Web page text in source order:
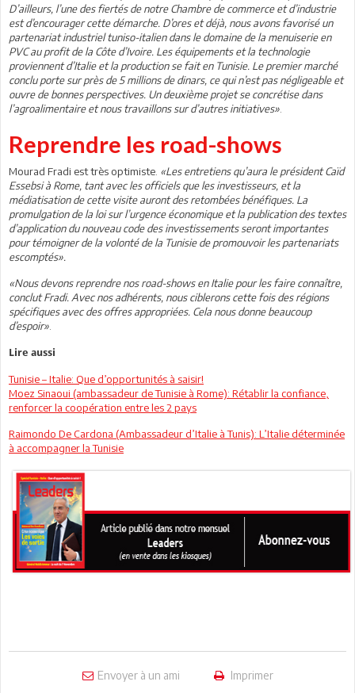
D’ailleurs, l’une des fiertés de notre Chambre de commerce et d’industrie
est d’encourager cette démarche. D’ores et déjà, nous avons favorisé un
partenariat industriel tuniso-italien dans le domaine de la menuiserie en
PVC au profit de la Côte d’Ivoire. Les équipements et la technologie
proviennent d’Italie et la production se fait en Tunisie. Le premier marché
conclu porte sur près de 5 millions de dinars, ce qui n’est pas négligeable et
ouvre de bonnes perspectives. Un deuxième projet se concrétise dans
l’agroalimentaire et nous travaillons sur d’autres initiatives»
Reprendre les road-shows
Mourad Fradi est très optimiste. «Les entretiens qu’aura le président Caïd
Essebsi à Rome, tant avec les officiels que les investisseurs, et la
médiatisation de cette visite auront des retombées bénéfiques. La
promulgation de la loi sur l’urgence économique et la publication des textes
d’application du nouveau code des investissements seront importantes
pour témoigner de la volonté de la Tunisie de promouvoir les partenariats
escomptés».
«Nous devons reprendre nos road-shows en Italie pour les faire connaître,
conclut Fradi. Avec nos adhérents, nous ciblerons cette fois des régions
spécifiques avec des offres appropriées. Cela nous donne beaucoup
d’espoir»
Lire aussi
Tunisie – Italie: Que d’opportunités à saisir!
Moez Sinaoui (ambassadeur de Tunisie à Rome): Rétablir la confiance,
renforcer la coopération entre les 2 pays
Raimondo De Cardona (Ambassadeur d’Italie à Tunis): L’Italie déterminée
à accompagner la Tunisie
Envoyer à un ami Imprimer